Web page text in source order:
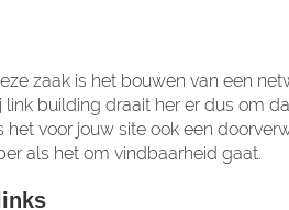
zaak is het bouwen van een
link building draait her er dus om
het voor jouw site ook een
als het om vindbaarheid gaat.